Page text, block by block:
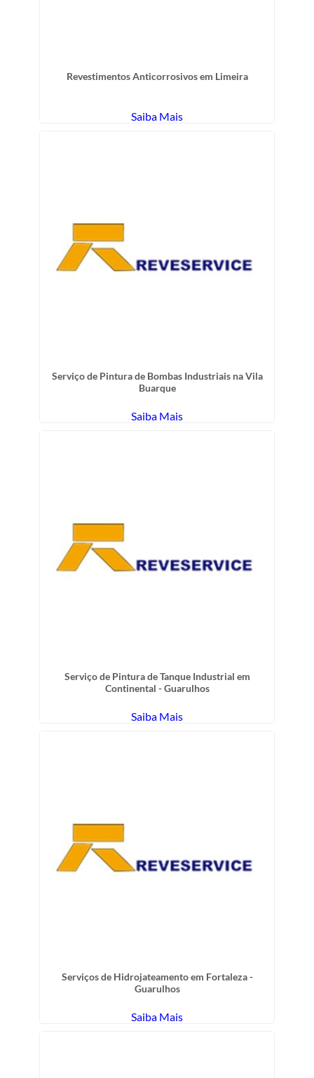
Revestimentos Anticorrosivos em Limeira
Saiba Mais
Serviço de Pintura de Bombas Industriais na Vila
Buarque
Saiba Mais
Serviço de Pintura de Tanque Industrial em
Continental - Guarulhos
Saiba Mais
Serviços de Hidrojateamento em Fortaleza -
Guarulhos
Saiba Mais